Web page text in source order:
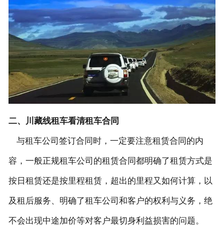
二、川藏线租车看清租车合同
与租车公司签订合同时，一定要注意租赁合同的内
容，一般正规租车公司的租赁合同都明确了租赁方式是
按日租赁还是按里程租赁，超出的里程又如何计算，以
及租后服务、明确了租车公司和客户的权利与义务，绝
不会出现中途加价等对客户最切身利益损害的问题。